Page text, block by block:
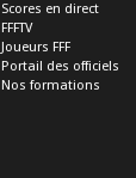
Scores en direct
FFFTV
Joueurs FFF
Portail des officiels
Nos formations